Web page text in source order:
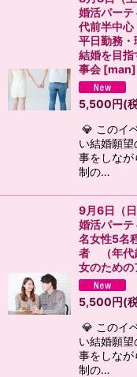
婚活パー
代前半中
平日勤務
結婚を目
事会 [man]
5,500円(
💎 このイ
い結婚願
事をしなが
制の…
9月6日（
婚活パー
名女性5名
者 （年代
女のため
5,500円(
💎 このイ
い結婚願
事をしなが
制の…